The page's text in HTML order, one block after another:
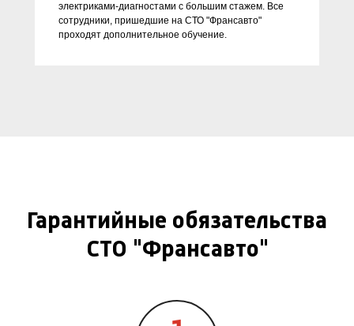
электриками-диагностами с большим стажем. Все
сотрудники, пришедшие на СТО "Франсавто"
проходят дополнительное обучение.
Гарантийные обязательства
СТО "Франсавто"